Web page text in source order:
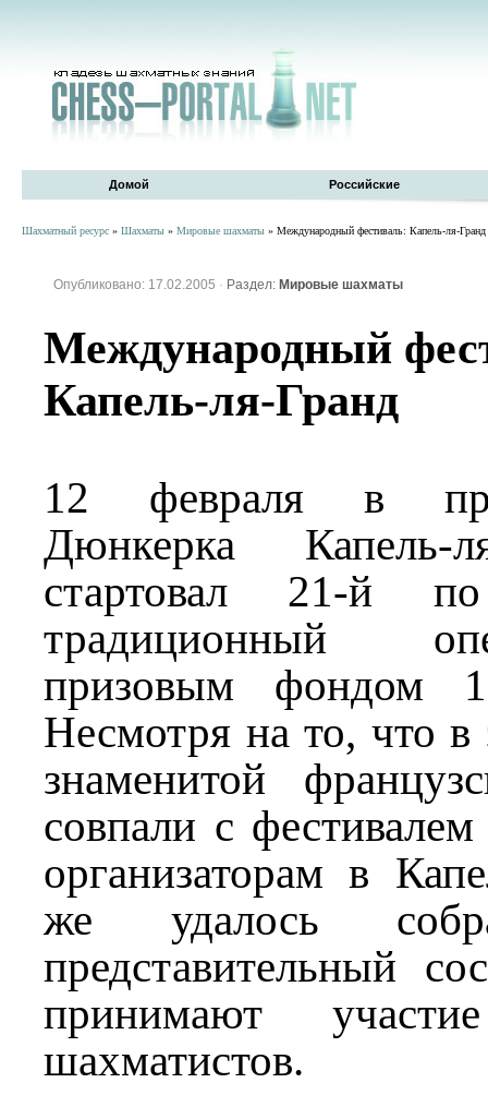
Домой Российские
Шахматный ресурс » Шахматы » Мировые шахматы » Международный фестиваль: Капель-ля-Гранд
Опубликовано: 17.02.2005 · Раздел: Мировые шахматы
Международный
Капель-ля-Гранд
12 февраля в
Дюнкерка Капель-
стартовал 21-й
традиционный
призовым фондом
Несмотря на то, что в
знаменитой
совпали с
организаторам в
же удалось
представительный
принимают
шахматистов.